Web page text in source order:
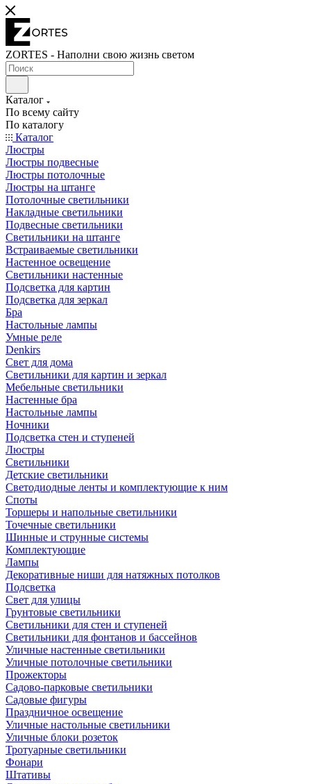
ZORTES - Наполни свою жизнь светом
Каталог
По всему сайту
По каталогу
Каталог
Люстры
Люстры подвесные
Люстры потолочные
Люстры на штанге
Потолочные светильники
Накладные светильники
Подвесные светильники
Светильники на штанге
Встраиваемые светильники
Настенное освещение
Светильники настенные
Подсветка для картин
Подсветка для зеркал
Бра
Настольные лампы
Умные реле
Denkirs
Свет для дома
Светильники для картин и зеркал
Мебельные светильники
Настенные бра
Настольные лампы
Ночники
Подсветка стен и ступеней
Люстры
Светильники
Детские светильники
Светодиодные ленты и комплектующие к ним
Споты
Торшеры и напольные светильники
Точечные светильники
Шинные и струнные системы
Комплектующие
Лампы
Декоративные ниши для натяжных потолков
Подсветка
Свет для улицы
Грунтовые светильники
Светильники для стен и ступеней
Светильники для фонтанов и бассейнов
Уличные настенные светильники
Уличные потолочные светильники
Прожекторы
Садово-парковые светильники
Садовые фигуры
Праздничное освещение
Уличные настольные светильники
Уличные блоки розеток
Тротуарные светильники
Фонари
Штативы